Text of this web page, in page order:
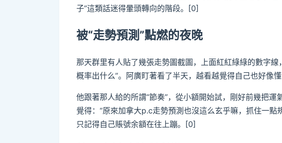
子”這類話迷得暈頭轉向的階段。[0]
被“走勢預測”點燃的夜晚
那天群里有人貼了幾張走勢圖截圖，上面紅紅綠綠的數字
概率出什么”。阿廣盯著看了半天，越看越覺得自己也好像
他跟著那人給的所謂“節奏”，從小額開始試，剛好前幾把
覺得：“原來加拿大p.c走勢預測也沒這么玄乎嘛，抓住一點
只記得自己賬號余額在往上蹦。[0]